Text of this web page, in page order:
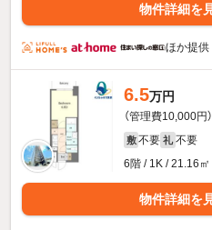
物件詳細を
ほか提供
6.5万円
（管理費10,000円）
敷 不要 礼 不要
6階 / 1K / 21.16㎡
物件詳細を